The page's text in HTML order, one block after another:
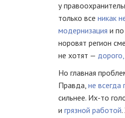
у
только все никак
модернизация и
норовят регион
не хотят —
Но главная
Правда, не всегда
сильнее. Их-то
и грязной работой